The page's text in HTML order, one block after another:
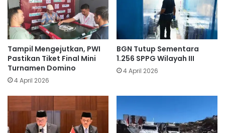
Tampil Mengejutkan, PWI
Pastikan Tiket Final Mini
Turnamen Domino
4 April 2026
BGN Tutup Sementara
1.256 SPPG Wilayah III
4 April 2026